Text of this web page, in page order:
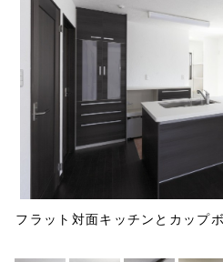
モノトーンでスタイリッシュに
フラット対面キッチンとカップ
上質な自然素材ででき
しまいたい物がぴったり入るオ
和モダンな小上がり畳。一番奥
市松模様に敷き詰めた半畳たた
無垢パイン材のクローゼット扉
スッキリとした
独立型の手洗い器。壁は櫛
屋根裏収納。天井・壁に
建替え後の外観はダーク
日当たりの良さを生かして、屋
眺めがいい広々とした